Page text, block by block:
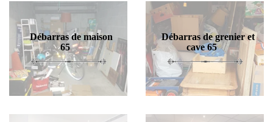
Débarras de maison
65
Débarras de grenier et
cave 65